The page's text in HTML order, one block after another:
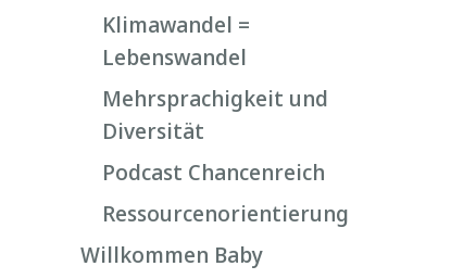
Klimawandel =
Lebenswandel
Mehrsprachigkeit und
Diversität
Podcast Chancenreich
Ressourcenorientierung
Willkommen Baby